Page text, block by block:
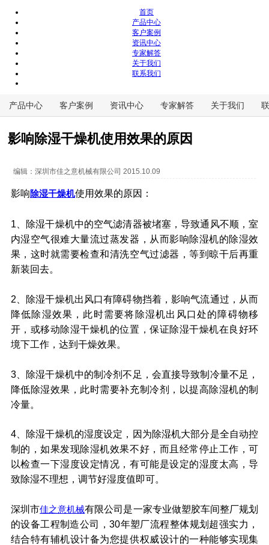
首页
产品中心
客户案例
资讯中心
专家解答
关于我们
联系我们
产品中心 客户案例 资讯中心 专家解答 关于我们
影响除湿干燥机使用效果的原因
编辑：深圳市佳之意机械有限公司 2015.10.09
影响除湿干燥机使用效果的原因：
1、除湿干燥机中的空气滤清器被堵塞，导致通风不顺，室
内湿空气很难大量流过蒸发器，从而影响除湿机的除湿效
果，这时就需要检查和清洗空气过滤器，等到晾干后再重
新装回去。
2、除湿干燥机出风口有障碍物挡着，影响气流通过，从而
降低除湿效果，此时需要将除湿机出风口处的障碍物移
开，或移动除湿干燥机的位置，保证除湿干燥机在良好环
境下工作，达到干燥效果。
3、除湿干燥机中的制冷剂不足，会直接导致制冷量不足，
降低除湿效果，此时需要补充制冷剂，以提高除湿机的制
冷量。
4、除湿干燥机的湿度设定，因为除湿机大部分是全自动控
制的，如果发现除湿机效果不好，而且经常停止工作，可
以检查一下湿度设定情况，有可能是设定的湿度太高，导
致除湿不理想，调节好湿度值即可。
深圳市佳之意机械有限公司是一家专业做塑胶车间整厂规划
的设备工程制造公司，30年塑厂流程整体规划超强实力，
结合特有辅机设计备为您提供权威设计的一种能够实现集